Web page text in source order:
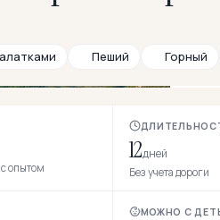
Пеший Горный
опытом
12дней
Без учета дороги
МОЖНО С